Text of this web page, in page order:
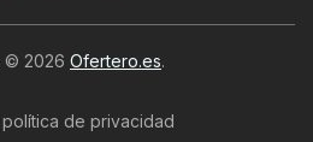
© 2026 Ofertero.es.
de privacidad